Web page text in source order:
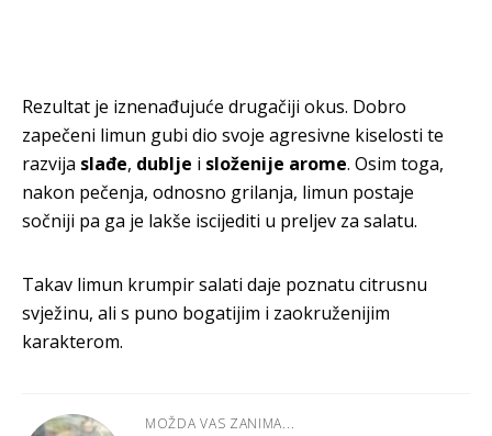
Rezultat je iznenađujuće drugačiji okus. Dobro
zapečeni limun gubi dio svoje agresivne kiselosti te
razvija slađe, dublje i složenije arome. Osim toga,
nakon pečenja, odnosno grilanja, limun postaje
sočniji pa ga je lakše iscijediti u preljev za salatu.
Takav limun krumpir salati daje poznatu citrusnu
svježinu, ali s puno bogatijim i zaokruženijim
karakterom.
MOŽDA VAS ZANIMA...